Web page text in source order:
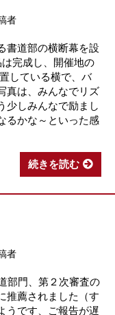
者
書道部の横断幕を設
完成し、開催地の
している横で、バ
真は、みんなでリズ
少しみんなで励まし
るかな～といった感
続きを読む
者
部門、第２次審査の
推薦されました（す
うです、ご報告が遅